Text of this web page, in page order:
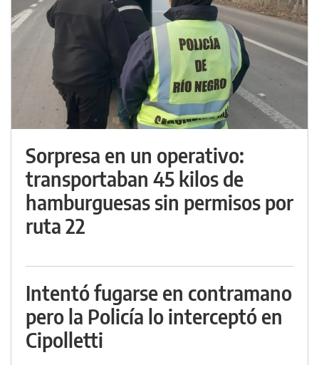
Sorpresa en un operativo:
transportaban 45 kilos de
hamburguesas sin permisos por
ruta 22
Intentó fugarse en contramano
pero la Policía lo interceptó en
Cipolletti